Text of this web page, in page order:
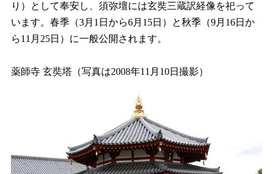
り）として奉安し、須弥壇には玄奘三蔵訳経像を祀って
います。春季（3月1日から6月15日）と秋季（9月16日か
ら11月25日）に一般公開されます。
薬師寺 玄奘塔（写真は2008年11月10日撮影）